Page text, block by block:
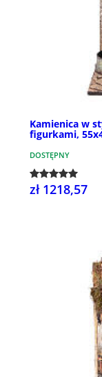
Kamienica w
figurkami,
DOSTĘPNY
zł 1218,57